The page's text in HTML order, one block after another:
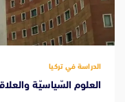
الدراسة في تركيا
العلوم السّياسيّة